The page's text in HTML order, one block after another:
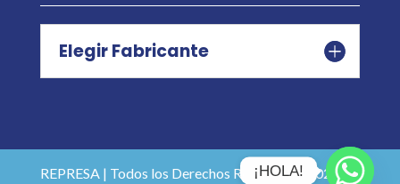
Elegir Fabricante
REPRESA | Todos los Derechos Reservados 2026 |
¡HOLA!